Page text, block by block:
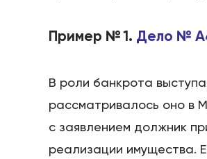
Пример № 1. Дело №
В роли банкрота
рассматривалось оно в
с заявлением должник
реализации имущества.